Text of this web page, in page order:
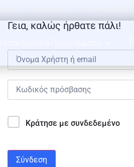
Γεια, καλώς ήρθατε πάλι!
Κράτησε με συνδεδεμένο
Σύνδεση